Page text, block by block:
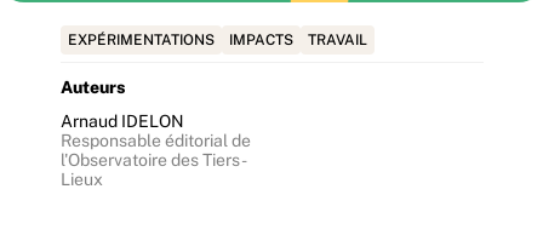
EXPÉRIMENTATIONS IMPACTS TRAVAIL
Auteurs
Arnaud IDELON
Responsable éditorial de
l'Observatoire des Tiers-
Lieux